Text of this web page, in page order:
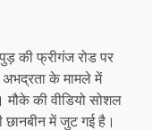
की फ्रीगंज रोड पर
अभद्रता के मामले में
की वीडियो सोशल
छानबीन में जुट गई है।